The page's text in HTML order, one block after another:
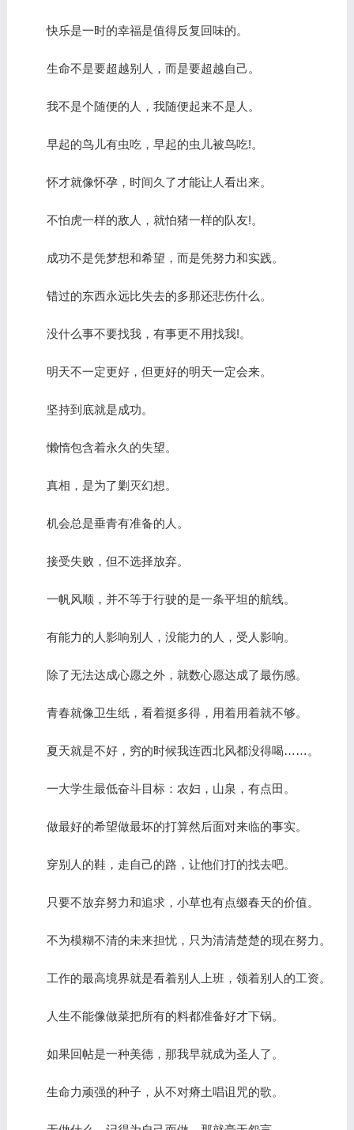
快乐是一时的幸福是值得反复回味的。
生命不是要超越别人，而是要超越自己。
我不是个随便的人，我随便起来不是人。
早起的鸟儿有虫吃，早起的虫儿被鸟吃!。
怀才就像怀孕，时间久了才能让人看出来。
不怕虎一样的敌人，就怕猪一样的队友!。
成功不是凭梦想和希望，而是凭努力和实践。
错过的东西永远比失去的多那还悲伤什么。
没什么事不要找我，有事更不用找我!。
明天不一定更好，但更好的明天一定会来。
坚持到底就是成功。
懒惰包含着永久的失望。
真相，是为了剿灭幻想。
机会总是垂青有准备的人。
接受失败，但不选择放弃。
一帆风顺，并不等于行驶的是一条平坦的航线。
有能力的人影响别人，没能力的人，受人影响。
除了无法达成心愿之外，就数心愿达成了最伤感。
青春就像卫生纸，看着挺多得，用着用着就不够。
夏天就是不好，穷的时候我连西北风都没得喝……。
一大学生最低奋斗目标：农妇，山泉，有点田。
做最好的希望做最坏的打算然后面对来临的事实。
穿别人的鞋，走自己的路，让他们打的找去吧。
只要不放弃努力和追求，小草也有点缀春天的价值。
不为模糊不清的未来担忧，只为清清楚楚的现在努力。
工作的最高境界就是看着别人上班，领着别人的工资。
人生不能像做菜把所有的料都准备好才下锅。
如果回帖是一种美德，那我早就成为圣人了。
生命力顽强的种子，从不对瘠土唱诅咒的歌。